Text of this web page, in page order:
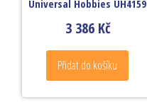
Universal Hobbies UH4159
3 386 Kč
Přidat do košíku